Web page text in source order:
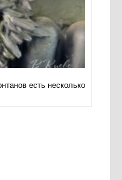
есть несколько